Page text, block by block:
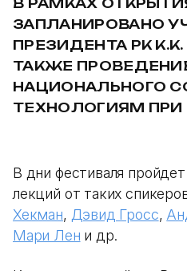
ЗАПЛАНИРОВАНО
ПРЕЗИДЕНТА РК
ТАКЖЕ
НАЦИОНАЛЬНОГО
ТЕХНОЛОГИЯМ ПРИ
В дни фестиваля
лекций от таких
Хекман, Дэвид Гросс,
Мари Лен и др.